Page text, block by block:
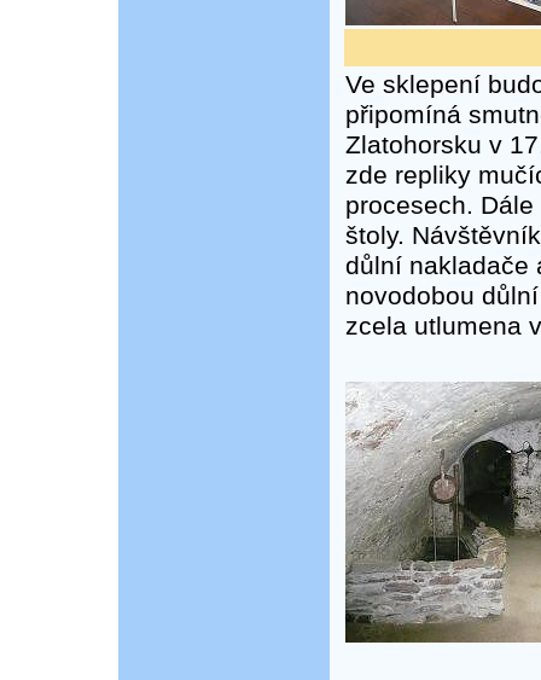
Ve sklepení
připomíná
Zlatohorsku v
zde repliky
procesech.
štoly.
důlní nakladače
novodobou
zcela utlumena